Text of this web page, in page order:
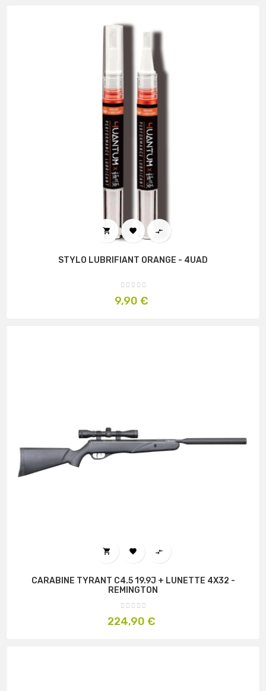
  
STYLO LUBRIFIANT ORANGE - 4UAD
Prix
9,90 €
  
CARABINE TYRANT C4.5 19.9J + LUNETTE 4X32 -
REMINGTON
Prix
224,90 €